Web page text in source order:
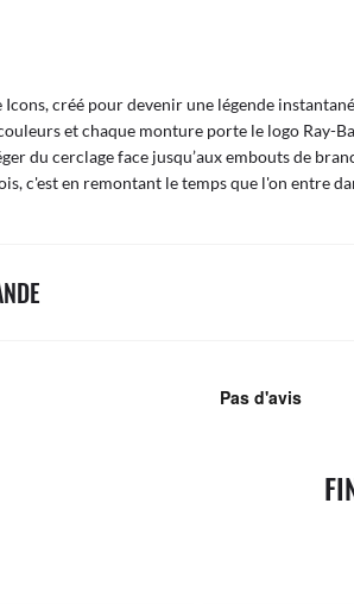
Icons, créé pour devenir une légende
et chaque monture porte le logo Ray-
du cerclage face jusqu’aux embouts de
c'est en remontant le temps que l'on entre